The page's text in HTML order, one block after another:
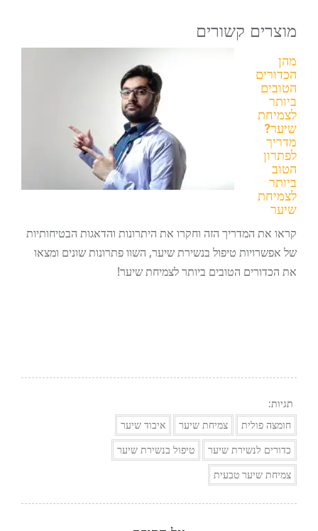
מוצרים קשורים
מהן
הכדורים
הטובים
ביותר
לצמיחת
שיער?
מדריך
לפתרון
הטוב
ביותר
לצמיחת
שיער
קראו את המדריך הזה וחקרו את היתרונות והדאגות הבטיחותיות
של אפשרויות טיפול בנשירת שיער, השוו פתרונות שונים ומצאו
את הכדורים הטובים ביותר לצמיחת שיער!
תגיות:
חומצה פולית
צמיחת שיער
איבוד שיער
כדורים לנשירת שיער
טיפול בנשירת שיער
צמיחת שיער טבעית